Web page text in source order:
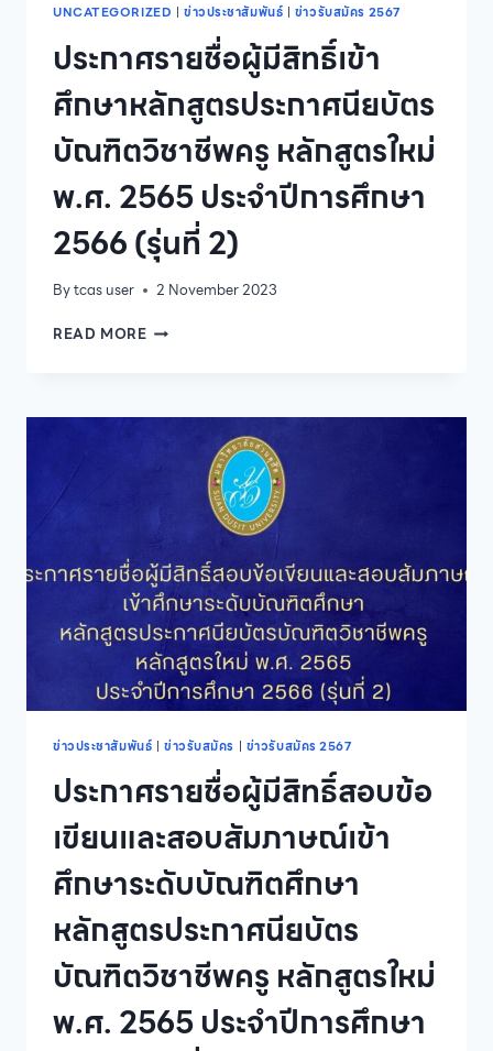
เปิด
สมัคร
สนใจ
เข้า
อบรม
หลักสูตร
ผู้
ประสาน
งาน
ใน
พยาบาล
ที่
UNCATEGORIZED | ข่าวประชาสัมพันธ์ | ข่าวรับสมัคร 2567
ประกาศรายชื่อผู้มีสิทธิ์เข้า
ศึกษาหลักสูตรประกาศนียบัตร
บัณฑิตวิชาชีพครู หลักสูตรใหม่
พ.ศ. 2565 ประจำปีการศึกษา
2566 (รุ่นที่ 2)
Bytcas user
2 November 2023
READ MOREประกาศ
มี
ประกาศนียบัตร
บัณฑิต
วิชาชีพ
ครู
หลักสูตร
ใหม่
พ.ศ.
2565
ประจำ
การ
2566
ที่
ข่าวประชาสัมพันธ์ | ข่าวรับสมัคร | ข่าวรับสมัคร 2567
ประกาศรายชื่อผู้มีสิทธิ์สอบข้อ
เขียนและสอบสัมภาษณ์เข้า
ศึกษาระดับบัณฑิตศึกษา
หลักสูตรประกาศนียบัตร
บัณฑิตวิชาชีพครู หลักสูตรใหม่
พ.ศ. 2565 ประจำปีการศึกษา